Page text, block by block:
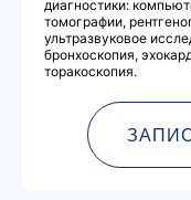
диагностики:
томографии,
ультразвуковое
бронхоскопия,
торакоскопия.